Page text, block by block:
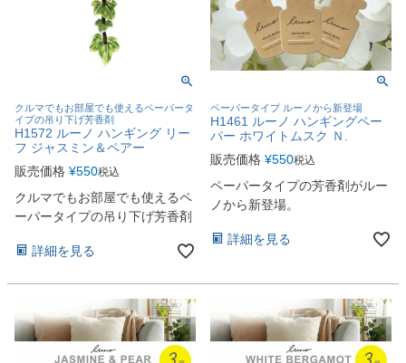
クルマでもお部屋でも使えるペーパータ
イプの吊り下げ芳香剤
H1572 ルーノ ハンギング リー
フ ジャスミン＆ペアー
販売価格 ¥550税込
クルマでもお部屋でも使えるペ
ーパータイプの吊り下げ芳香剤
詳細を見る
ペーパータイプ ルーノから新登場
H1461 ルーノ ハンギングペー
パー ホワイトムスク Ｎ.
販売価格 ¥550税込
ペーパータイプの芳香剤がルー
ノから新登場。
詳細を見る